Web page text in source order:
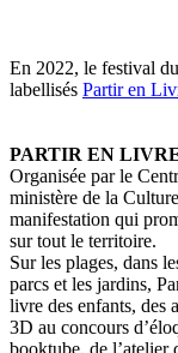
En 2022, le festival
labellisés Partir en
PARTIR EN
Organisée par le
ministère de la
manifestation qui
sur tout le territoire.
Sur les plages, dans
parcs et les jardins,
livre des enfants, des
3D au concours